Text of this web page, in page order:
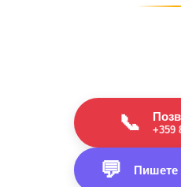
📞 +359
💬 Пишете